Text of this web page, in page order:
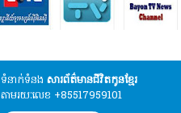
ទំនាក់ទំនង​​សារព័ត៌មានជីវិតកូនខ្មែរ